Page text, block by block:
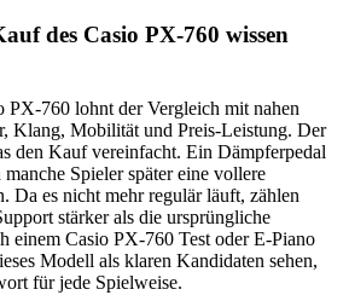
des Casio PX-760 wissen
PX-760 lohnt der Vergleich mit nahen
Klang, Mobilität und Preis-Leistung. Der
den Kauf vereinfacht. Ein Dämpferpedal
Spieler später eine vollere
Da es nicht mehr regulär läuft, zählen
stärker als die ursprüngliche
einem Casio PX-760 Test oder E-Piano
Modell als klaren Kandidaten sehen,
für jede Spielweise.